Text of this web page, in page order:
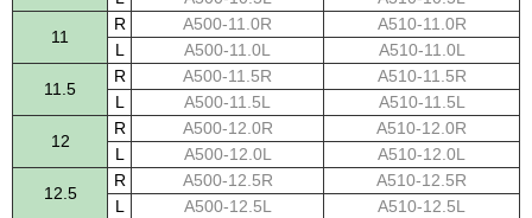
11
R A500-11.0R
A510-11.0R
L
A500-11.0L A510-11.0L
11.5
R A500-11.5R
A510-11.5R
L
A500-11.5L A510-11.5L
12
R A500-12.0R
A510-12.0R
L
A500-12.0L A510-12.0L
12.5
R A500-12.5R
A510-12.5R
L
A500-12.5L A510-12.5L